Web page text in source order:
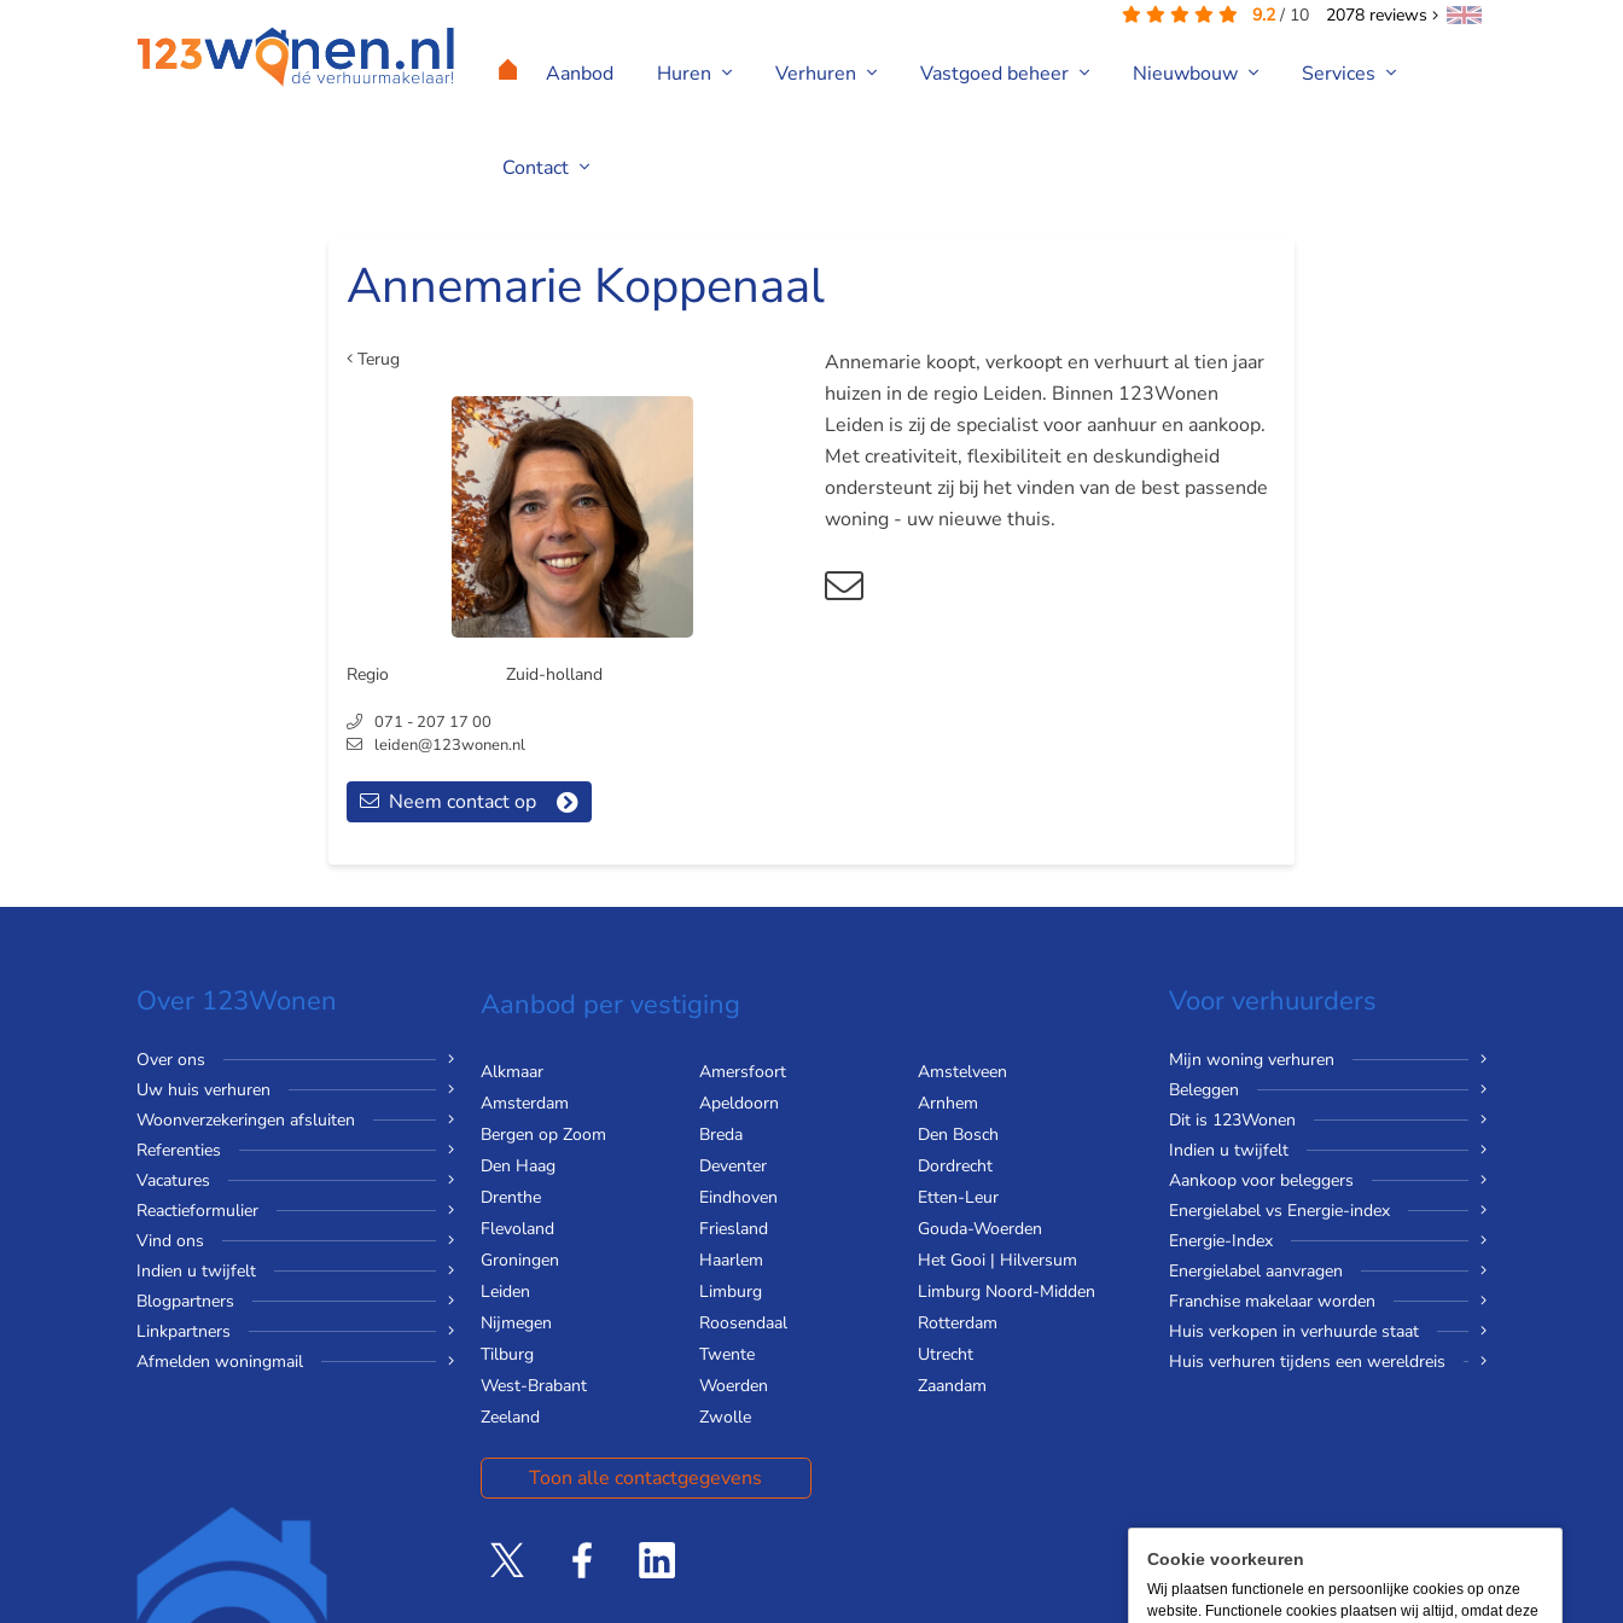
9.2/ 10 2078 reviews
Aanbod Huren Verhuren Vastgoed beheer Nieuwbouw Services
Contact
Annemarie Koppenaal
Terug
Regio Zuid-holland
071 - 207 17 00
leiden@123wonen.nl
Neem contact op
Annemarie koopt, verkoopt en verhuurt al tien jaar
huizen in de regio Leiden. Binnen 123Wonen
Leiden is zij de specialist voor aanhuur en aankoop.
Met creativiteit, flexibiliteit en deskundigheid
ondersteunt zij bij het vinden van de best passende
woning - uw nieuwe thuis.
Over 123Wonen
Over ons
Uw huis verhuren
Woonverzekeringen afsluiten
Referenties
Vacatures
Reactieformulier
Vind ons
Indien u twijfelt
Blogpartners
Linkpartners
Afmelden woningmail
Aanbod per vestiging
Alkmaar Amersfoort
Amstelveen
Amsterdam
Apeldoorn
Arnhem
Bergen op Zoom
Breda
Den Bosch
Den Haag
Deventer
Dordrecht
Drenthe
Eindhoven
Etten-Leur
Flevoland
Friesland
Gouda-Woerden
Groningen
Haarlem
Het Gooi | Hilversum
Leiden
Limburg
Limburg Noord-Midden
Nijmegen
Roosendaal
Rotterdam
Tilburg
Twente
Utrecht
West-Brabant
Woerden
Zaandam
Zeeland
Zwolle
Toon alle contactgegevens
Voor verhuurders
Mijn woning verhuren
Beleggen
Dit is 123Wonen
Indien u twijfelt
Aankoop voor beleggers
Energielabel vs Energie-index
Energie-Index
Energielabel aanvragen
Franchise makelaar worden
Huis verkopen in verhuurde staat
Huis verhuren tijdens een wereldreis
Cookie voorkeuren
Wij plaatsen functionele en persoonlijke cookies op onze
website. Functionele cookies plaatsen wij altijd, omdat deze